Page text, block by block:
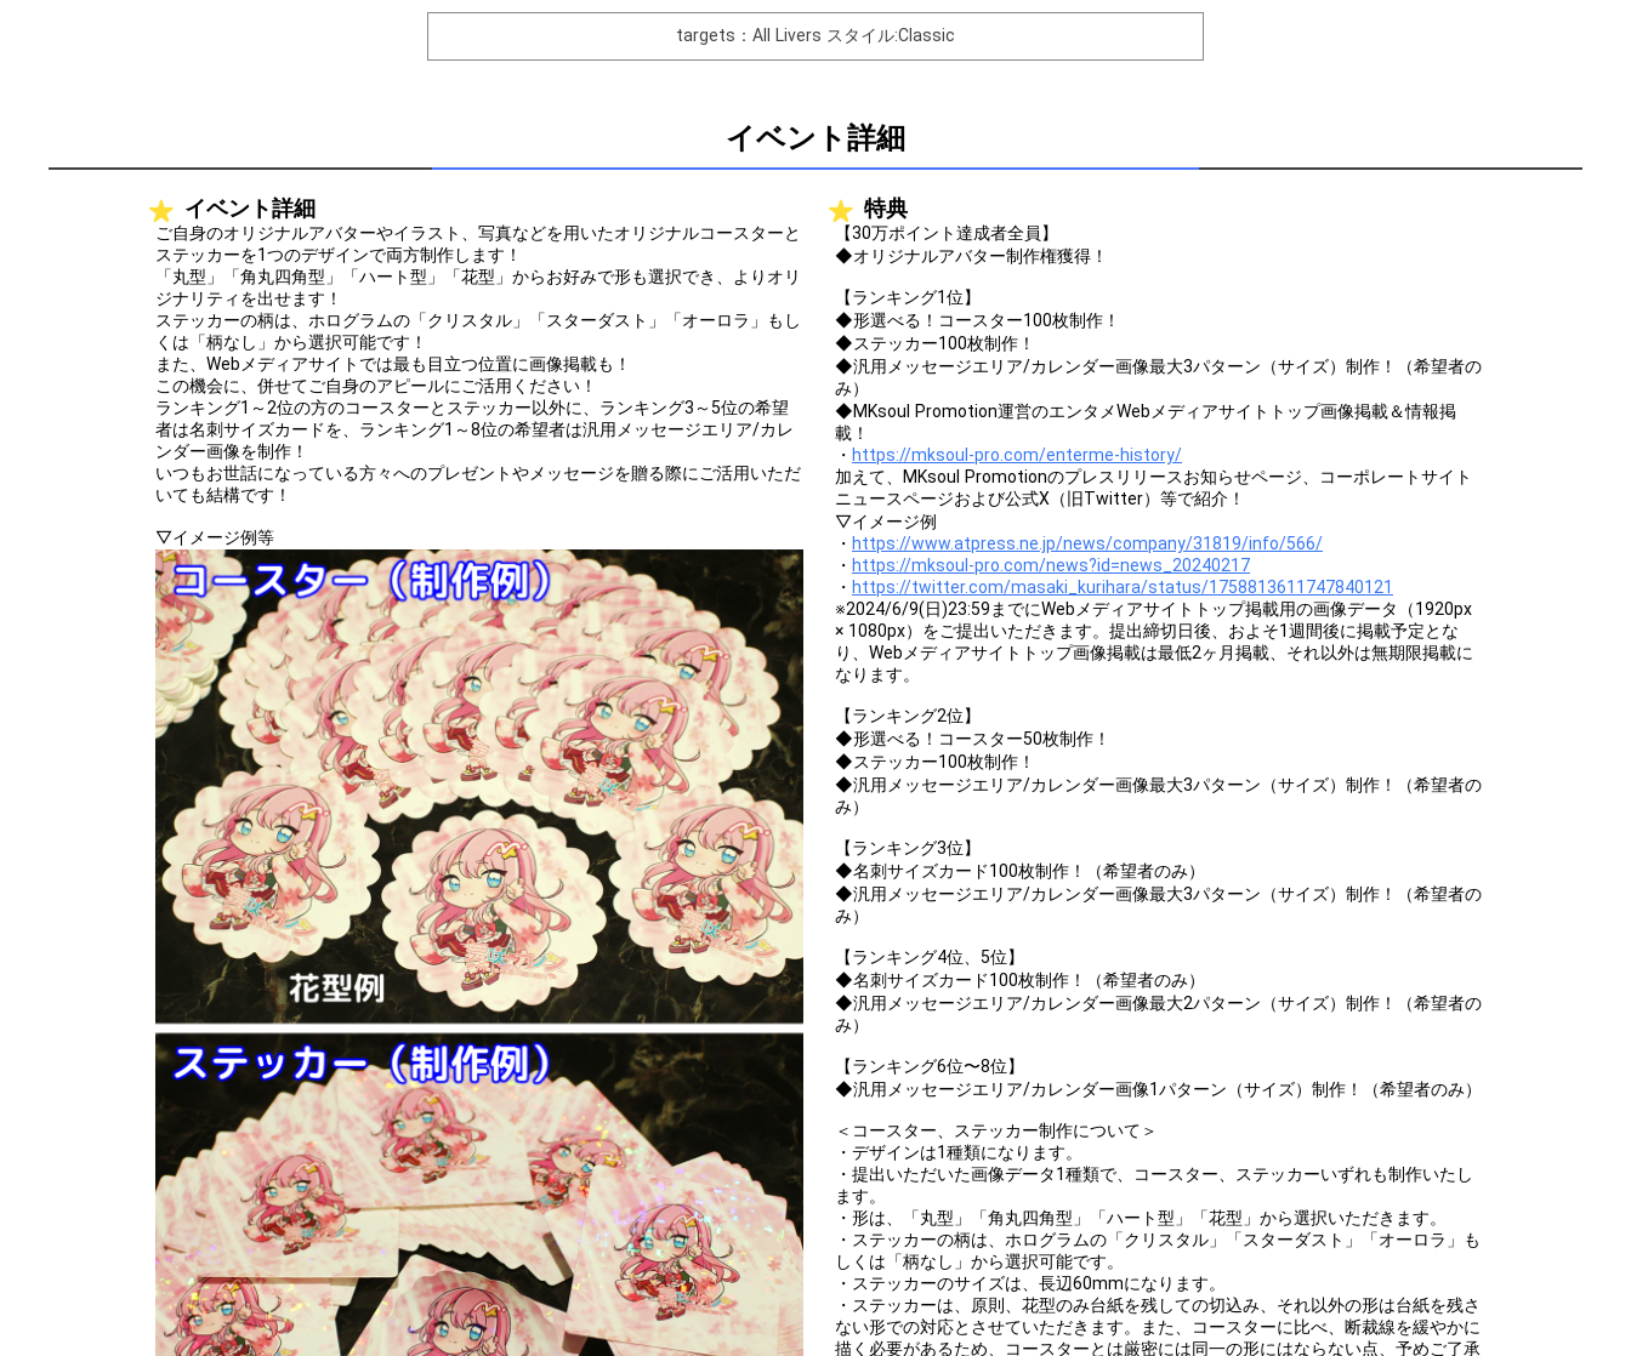
Event Begins!
Throw gifts to the stage and join the live performance.
First, try throwing free Stars (once a day)! You can also charge Show Gold to purchase gifts
(available from 1 JPY)! When you continue to send gifts to the performer(s), the performer's
popularity ranking and your ranking go up.
To cheer on performers, you can send them gifts.
To send performers paid items, you must use Show Gold.
Comments
You can post comments. Please refrain from posting comments that may offend performers or
other users.
Close
targets：All Livers スタイル:Classic
イベント詳細
イベント詳細
ご自身のオリジナルアバターやイラスト、写真などを用いたオリジナルコースターと
ステッカーを1つのデザインで両方制作します！
「丸型」「角丸四角型」「ハート型」「花型」からお好みで形も選択でき、よりオリ
ジナリティを出せます！
ステッカーの柄は、ホログラムの「クリスタル」「スターダスト」「オーロラ」もし
くは「柄なし」から選択可能です！
また、Webメディアサイトでは最も目立つ位置に画像掲載も！
この機会に、併せてご自身のアピールにご活用ください！
ランキング1～2位の方のコースターとステッカー以外に、ランキング3～5位の希望
者は名刺サイズカードを、ランキング1～8位の希望者は汎用メッセージエリア/カレ
ンダー画像を制作！
いつもお世話になっている方々へのプレゼントやメッセージを贈る際にご活用いただ
いても結構です！
▽イメージ例等
特典
【30万ポイント達成者全員】
◆オリジナルアバター制作権獲得！
【ランキング1位】
◆形選べる！コースター100枚制作！
◆ステッカー100枚制作！
◆汎用メッセージエリア/カレンダー画像最大3パターン（サイズ）制作！（希望者の
み）
◆MKsoul Promotion運営のエンタメWebメディアサイトトップ画像掲載＆情報掲
載！
・ https://mksoul-pro.com/enterme-history/
加えて、MKsoul Promotionのプレスリリースお知らせページ、コーポレートサイト
ニュースページおよび公式X（旧Twitter）等で紹介！
▽イメージ例
・ https://www.atpress.ne.jp/news/company/31819/info/566/
・ https://mksoul-pro.com/news?id=news_20240217
・ https://twitter.com/masaki_kurihara/status/1758813611747840121
※2024/6/9(日)23:59までにWebメディアサイトトップ掲載用の画像データ（1920px
× 1080px）をご提出いただきます。提出締切日後、およそ1週間後に掲載予定とな
り、Webメディアサイトトップ画像掲載は最低2ヶ月掲載、それ以外は無期限掲載に
なります。
【ランキング2位】
◆形選べる！コースター50枚制作！
◆ステッカー100枚制作！
◆汎用メッセージエリア/カレンダー画像最大3パターン（サイズ）制作！（希望者の
み）
【ランキング3位】
◆名刺サイズカード100枚制作！（希望者のみ）
◆汎用メッセージエリア/カレンダー画像最大3パターン（サイズ）制作！（希望者の
み）
【ランキング4位、5位】
◆名刺サイズカード100枚制作！（希望者のみ）
◆汎用メッセージエリア/カレンダー画像最大2パターン（サイズ）制作！（希望者の
み）
【ランキング6位〜8位】
◆汎用メッセージエリア/カレンダー画像1パターン（サイズ）制作！（希望者のみ）
＜コースター、ステッカー制作について＞
・デザインは1種類になります。
・提出いただいた画像データ1種類で、コースター、ステッカーいずれも制作いたし
ます。
・形は、「丸型」「角丸四角型」「ハート型」「花型」から選択いただきます。
・ステッカーの柄は、ホログラムの「クリスタル」「スターダスト」「オーロラ」も
しくは「柄なし」から選択可能です。
・ステッカーのサイズは、長辺60mmになります。
・ステッカーは、原則、花型のみ台紙を残しての切込み、それ以外の形は台紙を残さ
ない形での対応とさせていただきます。また、コースターに比べ、断裁線を緩やかに
描く必要があるため、コースターとは厳密には同一の形にはならない点、予めご了承